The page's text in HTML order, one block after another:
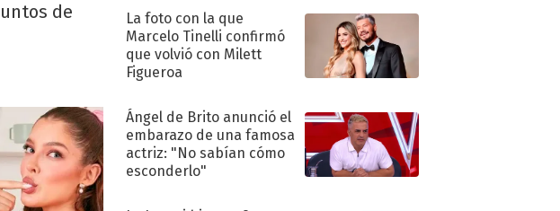
de
La foto con la que
Marcelo Tinelli confirmó
que volvió con Milett
Figueroa
Ángel de Brito anunció el
embarazo de una famosa
actriz: "No sabían cómo
esconderlo"